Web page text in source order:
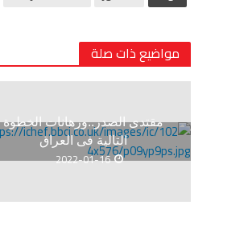
مواضيع ذات صلة
مقتدى الصدر..ورهانات الخطوة
التالية فى العراق
2022-01-16